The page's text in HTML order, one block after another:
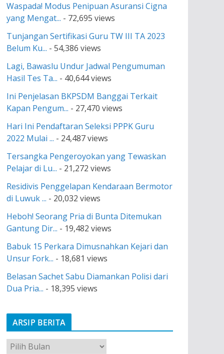
Waspada! Modus Penipuan Asuransi Cigna
yang Mengat... - 72,695 views
Tunjangan Sertifikasi Guru TW III TA 2023
Belum Ku... - 54,386 views
Lagi, Bawaslu Undur Jadwal Pengumuman
Hasil Tes Ta... - 40,644 views
Ini Penjelasan BKPSDM Banggai Terkait
Kapan Pengum... - 27,470 views
Hari Ini Pendaftaran Seleksi PPPK Guru
2022 Mulai ... - 24,487 views
Tersangka Pengeroyokan yang Tewaskan
Pelajar di Lu... - 21,272 views
Residivis Penggelapan Kendaraan Bermotor
di Luwuk ... - 20,032 views
Heboh! Seorang Pria di Bunta Ditemukan
Gantung Dir... - 19,482 views
Babuk 15 Perkara Dimusnahkan Kejari dan
Unsur Fork... - 18,681 views
Belasan Sachet Sabu Diamankan Polisi dari
Dua Pria... - 18,395 views
ARSIP BERITA
A